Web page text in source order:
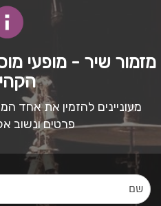
מזמור שיר - מופעי
מעוניינים להזמין את אחד
פרטים ונשוב